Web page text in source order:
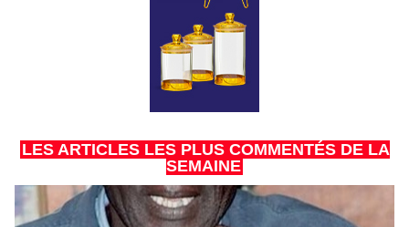
LES ARTICLES LES PLUS COMMENTÉS DE LA
SEMAINE